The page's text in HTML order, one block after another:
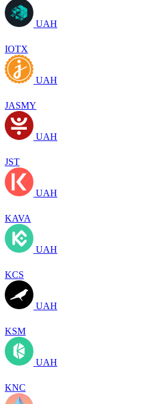
UAH
IOTX
UAH
JASMY
UAH
JST
UAH
KAVA
UAH
KCS
UAH
KSM
UAH
KNC